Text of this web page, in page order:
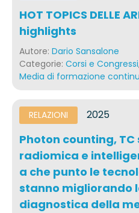
HOT TOPICS DELLE
highlights
Autore: Dario Sansalone
Categorie: Corsi e Congressi,
Media di formazione
RELAZIONI 2025
Photon counting,
radiomica e
a che punto le
stanno migliorando
diagnostica della